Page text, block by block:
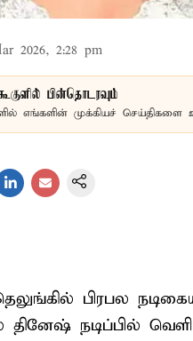
2026, 2:28 pm
பின்தொடரவும்
எங்களின் முக்கியச் செய்திகளை
பிரபல
தினேஷ் நடிப்பில்